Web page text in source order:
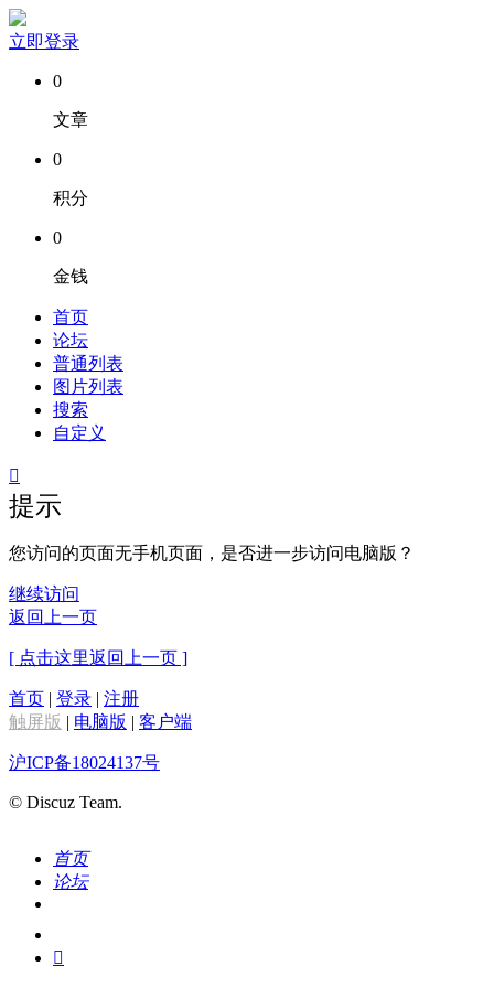
立即登录
0
文章
0
积分
0
金钱
首页
论坛
普通列表
图片列表
搜索
自定义

提示
您访问的页面无手机页面，是否进一步访问电脑版？
继续访问
返回上一页
[ 点击这里返回上一页 ]
首页 | 登录 | 注册
触屏版 | 电脑版 | 客户端
沪ICP备18024137号
© Discuz Team.
首页
论坛
我的
